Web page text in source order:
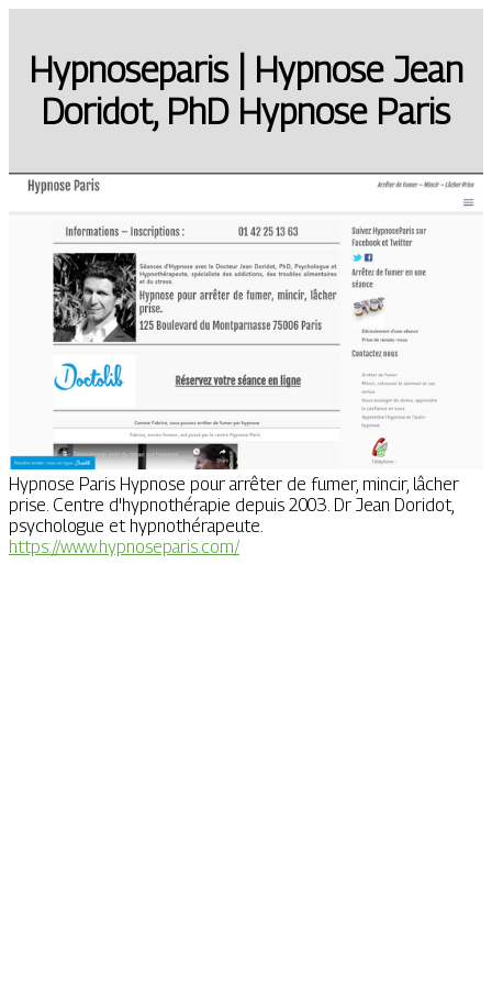
Hypnosepa­ris | Hypnose Jean
Doridot, PhD Hypnose Paris
Hypnose Paris Hypnose pour arrêter de fumer, mincir, lâcher
prise. Centre d'hypnothérapie depuis 2003. Dr Jean Doridot,
psychologue et hypnothérapeute.
https://www.hypnoseparis.com/